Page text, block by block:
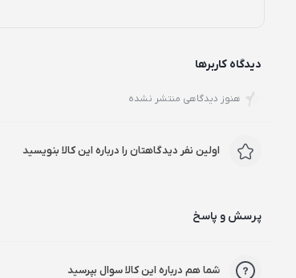
دیدگاه کاربرها
هنوز دیدگاهی منتشر نشده
اولین نفر دیدگاهتان را درباره این کالا بنویسید
پرسش و پاسخ
شما هم درباره این کالا سوال بپرسید